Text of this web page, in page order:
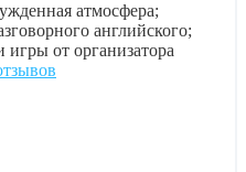
атмосфера;
английского;
от организатора